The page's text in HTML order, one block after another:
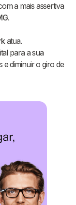
a mais assertiva
.
atua.
para a sua
e diminuir o giro de